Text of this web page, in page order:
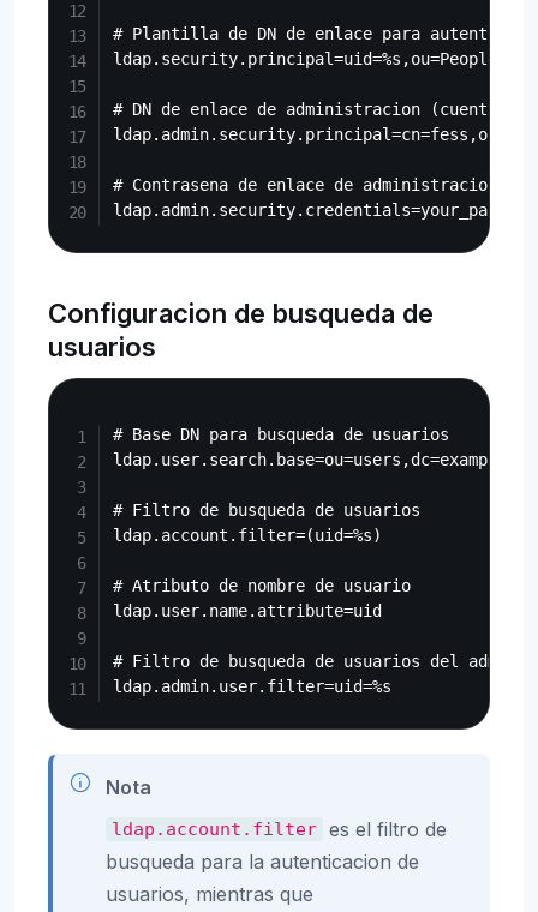
# Plantilla de DN de enlace para
# DN de enlace de administracion (cuenta de
# Contrasena de enlace de administracion
Configuracion de busqueda de
usuarios
# Base DN para busqueda de usuarios
# Filtro de busqueda de usuarios
ldap.account.filter=(uid=%s)
# Atributo de nombre de usuario
ldap.user.name.attribute=uid
# Filtro de busqueda de usuarios del
Nota
ldap.account.filter es el filtro de
busqueda para la autenticacion de
usuarios, mientras que